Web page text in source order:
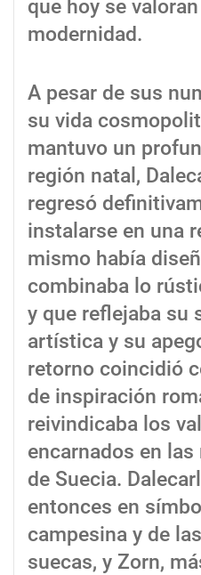
que hoy se
modernidad.
A pesar de sus
su vida
mantuvo un
región natal,
regresó
instalarse en una
mismo había
combinaba lo
y que reflejaba su
artística y su
retorno coincidió
de inspiración
reivindicaba los
encarnados en
de Suecia.
entonces en
campesina y de
suecas, y Zorn,